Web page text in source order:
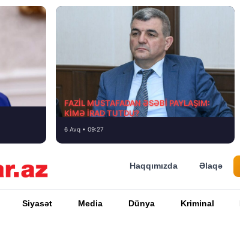
FAZİL MUSTAFADAN ƏSƏBİ PAYLAŞIM:
KİMƏ İRAD TUTDU?
6 Avq • 09:27
Haqqımızda Əlaqə
Siyasət Media Dünya Kriminal